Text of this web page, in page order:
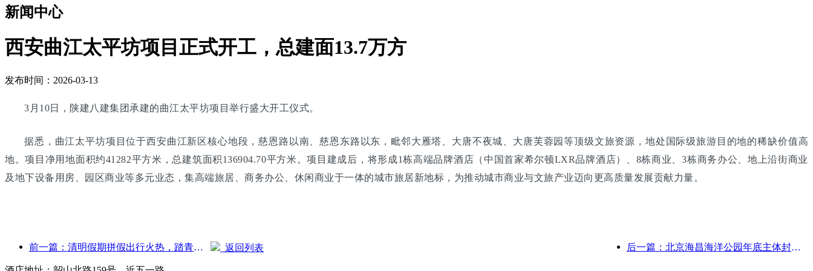
新闻中心
西安曲江太平坊项目正式开工，总建面13.7万方
发布时间：2026-03-13
3月10日，陕建八建集团承建的曲江太平坊项目举行盛大开工仪式。
据悉，曲江太平坊项目位于西安曲江新区核心地段，慈恩路以南、慈恩东路以东，毗邻大雁塔、大唐不夜城、大唐芙蓉园等顶级文旅资源，地处国际级旅游目的地的稀缺价值高
地。项目净用地面积约41282平方米，总建筑面积136904.70平方米。项目建成后，将形成1栋高端品牌酒店（中国首家希尔顿LXR品牌酒店）、8栋商业、3栋商务办公、地上沿街商业
及地下设备用房、园区商业等多元业态，集高端旅居、商务办公、休闲商业于一体的城市旅居新地标，为推动城市商业与文旅产业迈向更高质量发展贡献力量。
前一篇：清明假期拼假出行火热，踏青赏花带动多城客流增长 后一篇：北京海昌海洋公园年底主体封顶 预计2027年建成开放
返回列表